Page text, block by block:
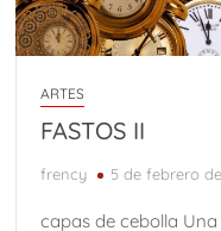
ARTES
FASTOS II
frency 5 de febrero
capas de cebolla